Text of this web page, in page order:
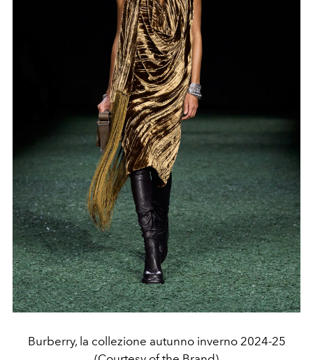
Burberry, la collezione autunno inverno 2024-25